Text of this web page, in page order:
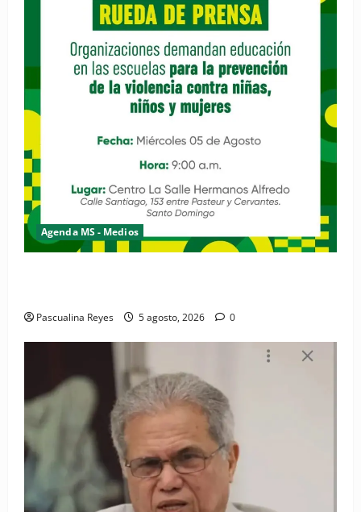
Agenda MS - Medios
Pascualina Reyes 5 agosto, 2026 0